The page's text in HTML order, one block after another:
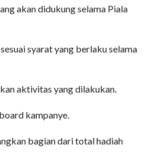
akan didukung selama Piala
syarat yang berlaku selama
aktivitas yang dilakukan.
kampanye.
bagian dari total hadiah